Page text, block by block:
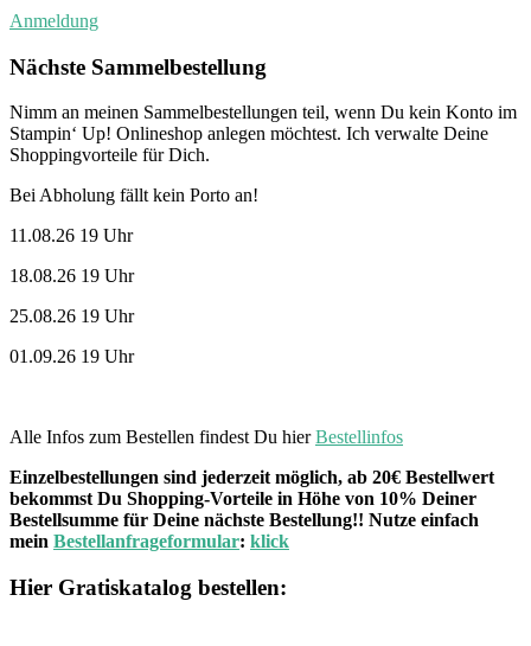
Anmeldung
Nächste Sammelbestellung
Nimm an meinen Sammelbestellungen teil, wenn Du kein Konto im
Stampin‘ Up! Onlineshop anlegen möchtest. Ich verwalte Deine
Shoppingvorteile für Dich.
Bei Abholung fällt kein Porto an!
11.08.26 19 Uhr
18.08.26 19 Uhr
25.08.26 19 Uhr
01.09.26 19 Uhr
Alle Infos zum Bestellen findest Du hierBestellinfos
Einzelbestellungen sind jederzeit möglich, ab 20€ Bestellwert
bekommst Du Shopping-Vorteile in Höhe von 10% Deiner
Bestellsumme für Deine nächste Bestellung!! Nutze einfach
mein Bestellanfrageformular: klick
Hier Gratiskatalog bestellen: